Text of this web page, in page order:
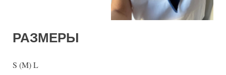
РАЗМЕРЫ
S (M) L